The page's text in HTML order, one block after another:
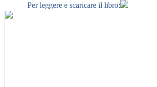
Per leggere e scaricare il libro: